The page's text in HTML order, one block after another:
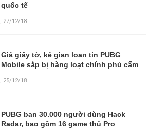
quốc tế
, 27/12/18
Giả giấy tờ, kẻ gian loan tin PUBG
Mobile sắp bị hàng loạt chính phủ cấm
, 25/12/18
PUBG ban 30.000 người dùng Hack
Radar, bao gồm 16 game thủ Pro